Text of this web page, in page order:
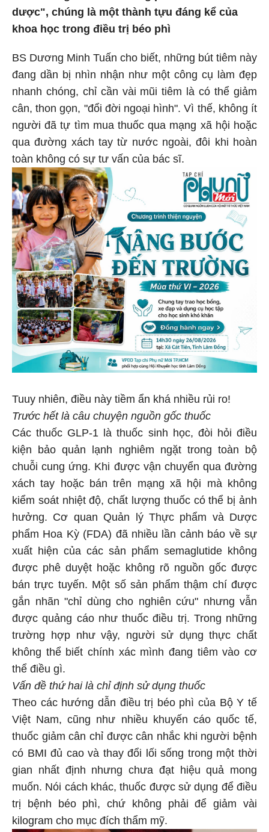
dược", chúng là một thành tựu đáng kể của
khoa học trong điều trị béo phì
BS Dương Minh Tuấn cho biết, những bút tiêm này
đang dần bị nhìn nhận như một công cụ làm đẹp
nhanh chóng, chỉ cần vài mũi tiêm là có thể giảm
cân, thon gọn, "đổi đời ngoại hình". Vì thế, không ít
người đã tự tìm mua thuốc qua mạng xã hội hoặc
qua đường xách tay từ nước ngoài, đôi khi hoàn
toàn không có sự tư vấn của bác sĩ.
Tuuy nhiên, điều này tiềm ẩn khá nhiều rủi ro!
Trước hết là câu chuyện nguồn gốc thuốc
Các thuốc GLP-1 là thuốc sinh học, đòi hỏi điều
kiện bảo quản lạnh nghiêm ngặt trong toàn bộ
chuỗi cung ứng. Khi được vận chuyển qua đường
xách tay hoặc bán trên mạng xã hội mà không
kiểm soát nhiệt độ, chất lượng thuốc có thể bị ảnh
hưởng. Cơ quan Quản lý Thực phẩm và Dược
phẩm Hoa Kỳ (FDA) đã nhiều lần cảnh báo về sự
xuất hiện của các sản phẩm semaglutide không
được phê duyệt hoặc không rõ nguồn gốc được
bán trực tuyến. Một số sản phẩm thậm chí được
gắn nhãn "chỉ dùng cho nghiên cứu" nhưng vẫn
được quảng cáo như thuốc điều trị. Trong những
trường hợp như vậy, người sử dụng thực chất
không thể biết chính xác mình đang tiêm vào cơ
thể điều gì.
Vấn đề thứ hai là chỉ định sử dụng thuốc
Theo các hướng dẫn điều trị béo phì của Bộ Y tế
Việt Nam, cũng như nhiều khuyến cáo quốc tế,
thuốc giảm cân chỉ được cân nhắc khi người bệnh
có BMI đủ cao và thay đổi lối sống trong một thời
gian nhất định nhưng chưa đạt hiệu quả mong
muốn. Nói cách khác, thuốc được sử dụng để điều
trị bệnh béo phì, chứ không phải để giảm vài
kilogram cho mục đích thẩm mỹ.